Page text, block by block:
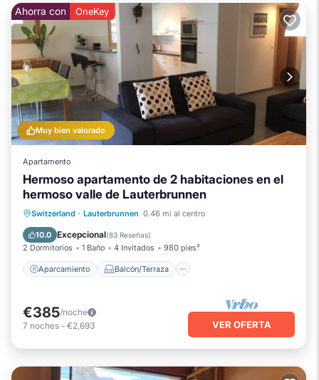
Muy bien valorado
Ahorra con OneKey
Apartamento
Hermoso apartamento de 2 habitaciones en el
hermoso valle de Lauterbrunnen
Switzerland · Lauterbrunnen 0.46 mi al centro
10.0 Excepcional(83 Reseñas)
2 Dormitorios 1 Baño 4 Invitados 980 pies²
Aparcamiento Balcón/Terraza
Aparcamiento
Balcón/Terraza
Cocina
Internet
€385/noche
7 noches - €2,693 VER OFERTA